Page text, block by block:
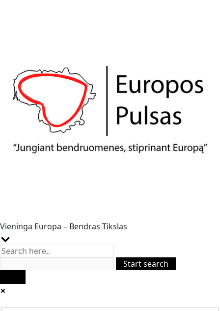
Vieninga Europa – Bendras Tikslas